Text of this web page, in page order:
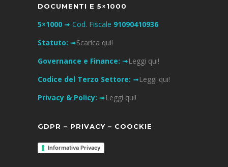
DOCUMENTI E 5×1000
5×1000 ➟ Cod. Fiscale 91090410936
Statuto: ➟Scarica qui!
Governance e Finance: ➟Leggi qui!
Codice del Terzo Settore: ➟Leggi qui!
Privacy & Policy: ➟Leggi qui!
GDPR – PRIVACY – COOCKIE
Informativa Privacy